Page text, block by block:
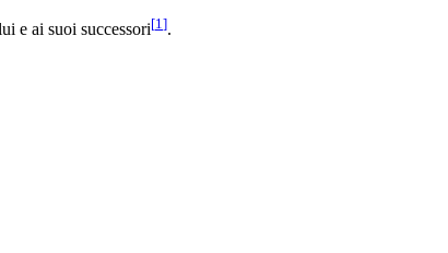
e ai suoi successori[1 ].